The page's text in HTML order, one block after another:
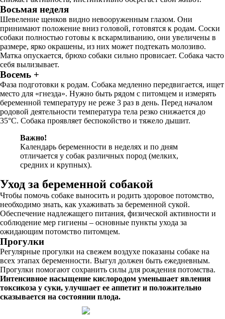
Восьмая неделя
Шевеление щенков видно невооруженным глазом. Они
принимают положение вниз головой, готовятся к родам. Соски
собаки полностью готовы к вскармливанию, они увеличены в
размере, ярко окрашены, из них может подтекать молозиво.
Матка опускается, брюхо собаки сильно провисает. Собака часто
себя вылизывает.
Восемь +
Фаза подготовки к родам. Собака медленно передвигается, ищет
место для «гнезда». Нужно быть рядом с питомцем и измерять
беременной температуру не реже 3 раз в день. Перед началом
родовой деятельности температура тела резко снижается до
35°C. Собака проявляет беспокойство и тяжело дышит.
Важно!
Календарь беременности в неделях и по дням
отличается у собак различных пород (мелких,
средних и крупных).
Уход за беременной собакой
Чтобы помочь собаке выносить и родить здоровое потомство,
необходимо знать, как ухаживать за беременной сукой.
Обеспечение надлежащего питания, физической активности и
соблюдение мер гигиены – основные пункты ухода за
ожидающим потомство питомцем.
Прогулки
Регулярные прогулки на свежем воздухе показаны собаке на
всех этапах беременности. Выгул должен быть ежедневным.
Прогулки помогают сохранить силы для рождения потомства.
Интенсивное насыщение кислородом уменьшает явления
токсикоза у суки, улучшает ее аппетит и положительно
сказывается на состоянии плода.